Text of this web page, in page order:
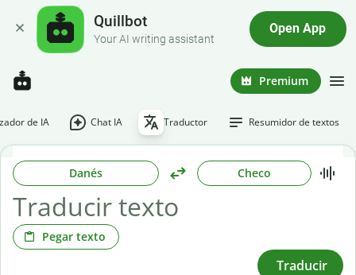
Quillbot
Your AI writing assistant
Open App
Premium
de IA Chat IA Traductor Resumidor de textos
Danés Checo
Pegar texto
Traducir